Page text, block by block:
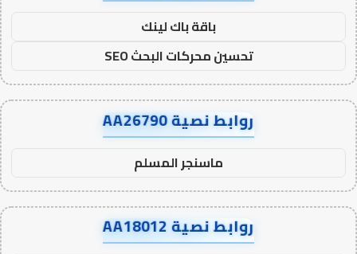
باقة باك لينك
تحسين محركات البحث SEO
روابط نصية AA26790
ماسنجر المسلم
روابط نصية AA18012